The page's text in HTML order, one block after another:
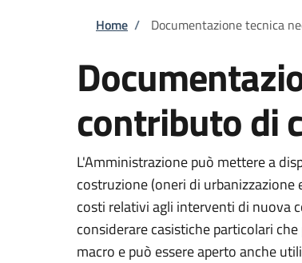
Briciole di
Home / Documentazione tecnica
contributo di
L'Amministrazione può mettere a
costruzione (oneri di
costi relativi agli interventi di nuova
considerare casistiche particolari
macro e può essere aperto anche